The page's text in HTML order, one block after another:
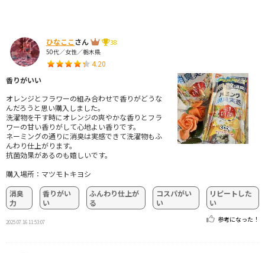
ひなここさん
38
50代／女性／栃木県
4.20
香りがいい
オレンジとフラワーの組み合わせで香りがどうな
んだろうと思い購入しました。
洗濯物を干す時にオレンジの爽やかな香りとフラ
ワーの甘い香りがして心地よい香りです。
ネーミングの通りに消臭は実感できて洗濯物もふ
んわり仕上がります。
抗菌効果があるのも嬉しいです。
購入場所：マツモトキヨシ
消臭
力
香りがい
い
ふんわり仕上が
る
コスパがい
い
リピートした
い
2025.07.16 11:53:07 参考になった！